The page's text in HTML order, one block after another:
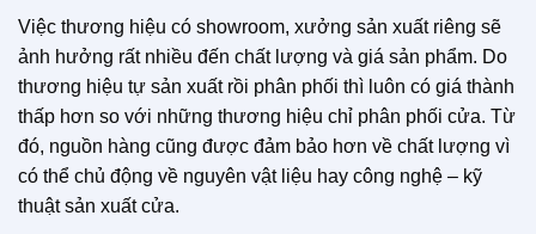
Việc thương hiệu có showroom, xưởng sản xuất riêng sẽ
ảnh hưởng rất nhiều đến chất lượng và giá sản phẩm. Do
thương hiệu tự sản xuất rồi phân phối thì luôn có giá thành
thấp hơn so với những thương hiệu chỉ phân phối cửa. Từ
đó, nguồn hàng cũng được đảm bảo hơn về chất lượng vì
có thể chủ động về nguyên vật liệu hay công nghệ – kỹ
thuật sản xuất cửa.